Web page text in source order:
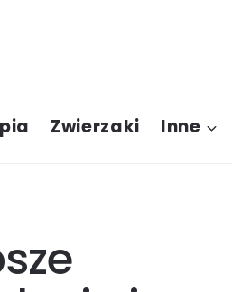
Zwierzaki Inne